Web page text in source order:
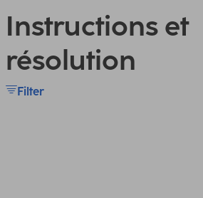
Instructions et
résolution
Filter